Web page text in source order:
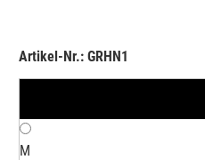
Artikel-Nr.: GRHN1
M